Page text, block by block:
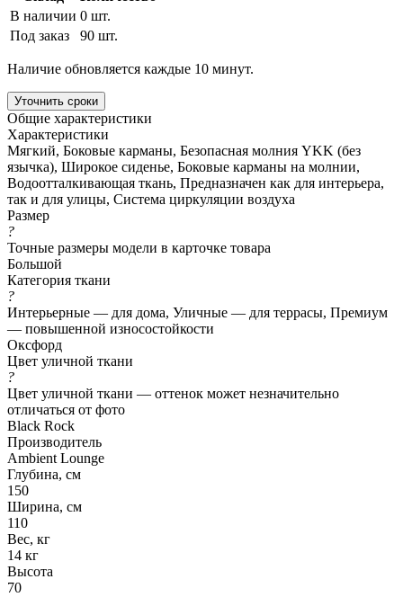
В наличии 0 шт.
Под заказ
90 шт.
Наличие обновляется каждые 10 минут.
Уточнить сроки
Общие характеристики
Характеристики
Мягкий, Боковые карманы, Безопасная молния YKK (без
язычка), Широкое сиденье, Боковые карманы на молнии,
Водоотталкивающая ткань, Предназначен как для интерьера,
так и для улицы, Система циркуляции воздуха
Размер
?
Точные размеры модели в карточке товара
Большой
Категория ткани
?
Интерьерные — для дома, Уличные — для террасы, Премиум
— повышенной износостойкости
Оксфорд
Цвет уличной ткани
?
Цвет уличной ткани — оттенок может незначительно
отличаться от фото
Black Rock
Производитель
Ambient Lounge
Глубина, см
150
Ширина, см
110
Вес, кг
14 кг
Высота
70